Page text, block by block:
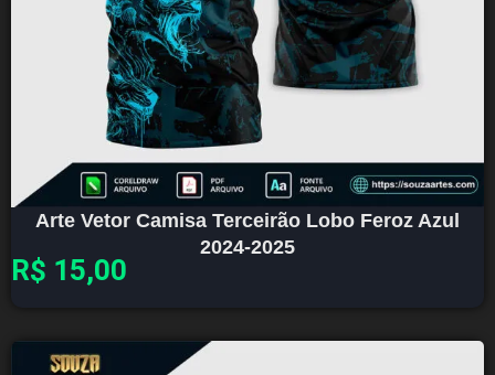
Arte Vetor Camisa Terceirão Lobo Feroz Azul
2024-2025
R$ 15,00